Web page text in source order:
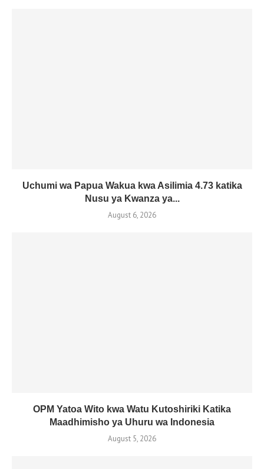
Uchumi wa Papua Wakua kwa Asilimia 4.73 katika
Nusu ya Kwanza ya...
August 6, 2026
OPM Yatoa Wito kwa Watu Kutoshiriki Katika
Maadhimisho ya Uhuru wa Indonesia
August 5, 2026